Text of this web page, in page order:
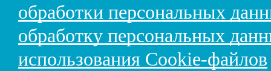
обработки персональных
обработку персональных
использования Cookie-файлов